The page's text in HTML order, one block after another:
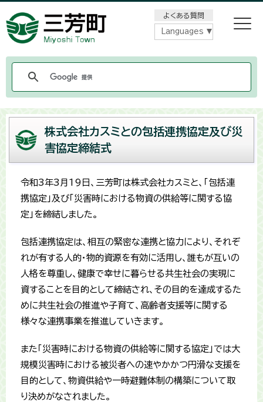
よくある質問
Languages
株式会社カスミとの包括連携協定及び災
害協定締結式
令和3年3月19日、三芳町は株式会社カスミと、「包括連
携協定」及び「災害時における物資の供給等に関する協
定」を締結しました。
包括連携協定は、相互の緊密な連携と協力により、それぞ
れが有する人的・物的資源を有効に活用し、誰もが互いの
人格を尊重し、健康で幸せに暮らせる共生社会の実現に
資することを目的として締結され、その目的を達成するた
めに共生社会の推進や子育て、高齢者支援等に関する
様々な連携事業を推進していきます。
また「災害時における物資の供給等に関する協定」では大
規模災害時における被災者への速やかかつ円滑な支援を
目的として、物資供給や一時避難体制の構築について取
り決めがなされました。